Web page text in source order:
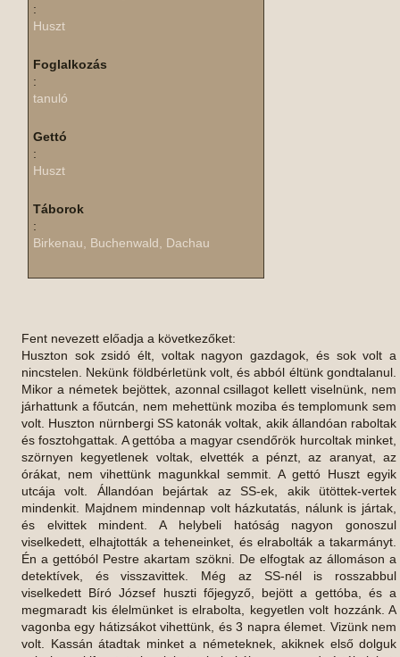
:
Huszt
Foglalkozás
:
tanuló
Gettó
:
Huszt
Táborok
:
Birkenau, Buchenwald, Dachau
Fent nevezett előadja a következőket:
Huszton sok zsidó élt, voltak nagyon gazdagok, és sok volt a
nincstelen. Nekünk földbérletünk volt, és abból éltünk gondtalanul.
Mikor a németek bejöttek, azonnal csillagot kellett viselnünk, nem
járhattunk a főutcán, nem mehettünk moziba és templomunk sem
volt. Huszton nürnbergi SS katonák voltak, akik állandóan raboltak
és fosztohgattak. A gettóba a magyar csendőrök hurcoltak minket,
szörnyen kegyetlenek voltak, elvették a pénzt, az aranyat, az
órákat, nem vihettünk magunkkal semmit. A gettó Huszt egyik
utcája volt. Állandóan bejártak az SS-ek, akik ütöttek-vertek
mindenkit. Majdnem mindennap volt házkutatás, nálunk is jártak,
és elvittek mindent. A helybeli hatóság nagyon gonoszul
viselkedett, elhajtották a teheneinket, és elrabolták a takarmányt.
Én a gettóból Pestre akartam szökni. De elfogtak az állomáson a
detektívek, és visszavittek. Még az SS-nél is rosszabbul
viselkedett Bíró József huszti főjegyző, bejött a gettóba, és a
megmaradt kis élelmünket is elrabolta, kegyetlen volt hozzánk. A
vagonba egy hátizsákot vihettünk, és 3 napra élemet. Vizünk nem
volt. Kassán átadtak minket a németeknek, akiknek első dolguk